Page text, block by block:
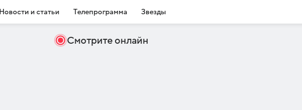
Новости и статьи Телепрограмма Звезды
Смотрите онлайн